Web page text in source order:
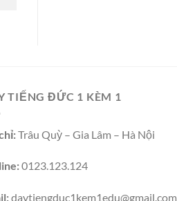
TIẾNG ĐỨC 1 KÈM 1
Trâu Quỳ – Gia Lâm – Hà Nội
0123.123.124
daytiengduc1kem1edu@gmail.com